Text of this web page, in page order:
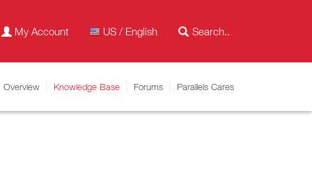
My Account US / English
Overview Knowledge Base Forums Parallels Cares